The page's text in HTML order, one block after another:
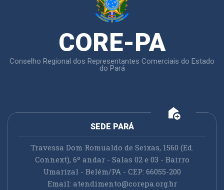
CORE-PA
Conselho Regional dos Representantes Comerciais do Estado
do Pará
add_home
SEDE PARÁ
Travessa Dom Romualdo de Seixas, 1560 (Ed.
Connext), 6º andar - Salas 02 e 03 - Bairro
Umarizal - Belém/PA - CEP: 66055-200
Email: atendimento@corepa.org.br